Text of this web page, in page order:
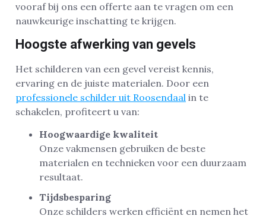
vooraf bij ons een offerte aan te vragen om een
nauwkeurige inschatting te krijgen.
Hoogste afwerking van gevels
Het schilderen van een gevel vereist kennis,
ervaring en de juiste materialen. Door een
professionele schilder uit Roosendaal in te
schakelen, profiteert u van:
Hoogwaardige kwaliteit
Onze vakmensen gebruiken de beste
materialen en technieken voor een duurzaam
resultaat.
Tijdsbesparing
Onze schilders werken efficiënt en nemen het